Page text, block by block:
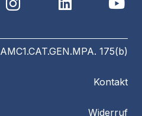
AMC1.CAT.GEN.MPA. 175(b)
Kontakt
Widerruf